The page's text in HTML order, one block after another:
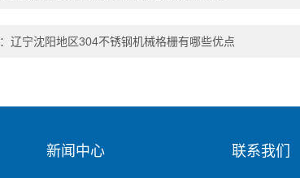
辽宁沈阳地区304不锈钢机械格栅有哪些优点
新闻中心 联系我们